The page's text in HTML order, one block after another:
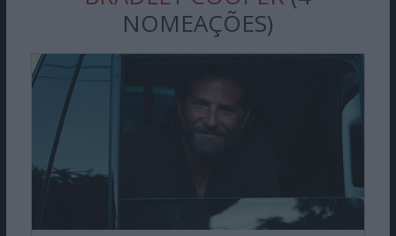
NOMEAÇÕES)